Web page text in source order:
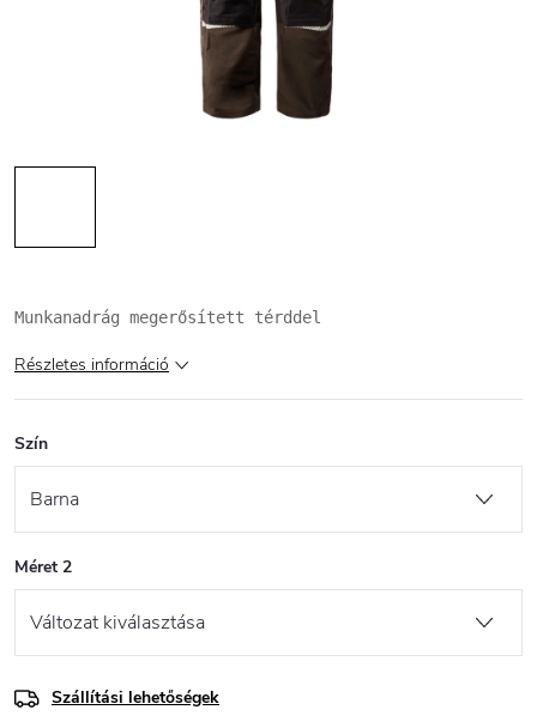
Munkanadrág megerősített térddel
Részletes információ
Szín
Méret 2
Szállítási lehetőségek